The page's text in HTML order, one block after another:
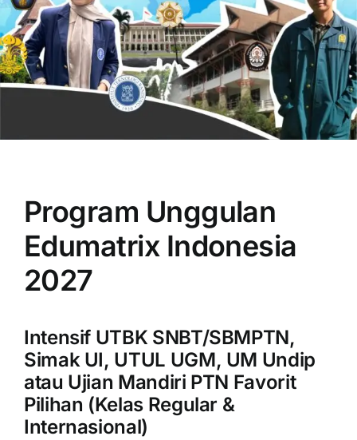
OUR PROGRAM
CONTACT US
Program Unggulan
Edumatrix Indonesia
2027
Intensif UTBK SNBT/SBMPTN,
Simak UI, UTUL UGM, UM Undip
atau Ujian Mandiri PTN Favorit
Pilihan (Kelas Regular &
Internasional)